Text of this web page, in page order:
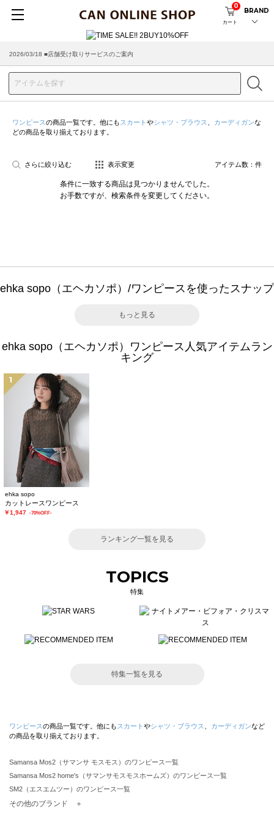
カート
0
BRAND
2026/03/18 ■店舗受け取りサービスのご案内
ワンピースの商品一覧です。他にも スカート やシャツ・ブラウス カーディガンな
どの商品を取り揃えております。
さらに絞り込む 表示変更 アイテム数： 件
条件に一致する商品は見つかりませんでした。
お手数ですが、検索条件を変更してください。
ehka sopo（エヘカソポ）/ワンピースを使ったスナップ
もっと見る
ehka sopo（エヘカソポ）ワンピース人気アイテムラン
キング
1
ehka sopo
カットレースワンピース
￥1,947 -70%OFF-
ランキング一覧を見る
TOPICS
特集
特集一覧を見る
ワンピースの商品一覧です。他にも スカート やシャツ・ブラウス カーディガンなど
の商品を取り揃えております。
Samansa Mos2（サマンサ モスモス）のワンピース一覧
Samansa Mos2 home's（サマンサモスモスホームズ）のワンピース一覧
SM2（エスエムツー）のワンピース一覧
TSUHARU by Samansa Mos2（ツハルバイサマンサモスモス）のワンピース一覧
その他のブランド ＋